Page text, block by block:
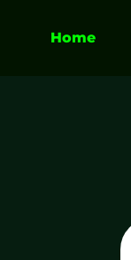
Home